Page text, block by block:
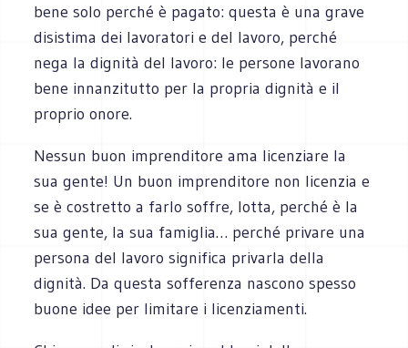
bene solo perché è pagato: questa è una grave
disistima dei lavoratori e del lavoro, perché
nega la dignità del lavoro: le persone lavorano
bene innanzitutto per la propria dignità e il
proprio onore.
Nessun buon imprenditore ama licenziare la
sua gente! Un buon imprenditore non licenzia e
se è costretto a farlo soffre, lotta, perché è la
sua gente, la sua famiglia… perché privare una
persona del lavoro significa privarla della
dignità. Da questa sofferenza nascono spesso
buone idee per limitare i licenziamenti.